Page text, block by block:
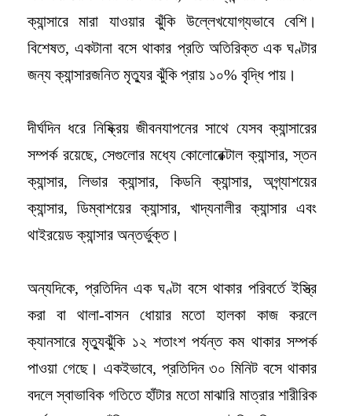
ক্যান্সারে মারা যাওয়ার ঝুঁকি উল্লেখযোগ্যভাবে বেশি।
বিশেষত, একটানা বসে থাকার প্রতি অতিরিক্ত এক ঘণ্টার
জন্য ক্যান্সারজনিত মৃত্যুর ঝুঁকি প্রায় ১০% বৃদ্ধি পায়।
দীর্ঘদিন ধরে নিষ্ক্রিয় জীবনযাপনের সাথে যেসব ক্যান্সারের
সম্পর্ক রয়েছে, সেগুলোর মধ্যে কোলোরেক্টাল ক্যান্সার, স্তন
ক্যান্সার, লিভার ক্যান্সার, কিডনি ক্যান্সার, অগ্ন্যাশয়ের
ক্যান্সার, ডিম্বাশয়ের ক্যান্সার, খাদ্যনালীর ক্যান্সার এবং
থাইরয়েড ক্যান্সার অন্তর্ভুক্ত।
অন্যদিকে, প্রতিদিন এক ঘণ্টা বসে থাকার পরিবর্তে ইস্ত্রি
করা বা থালা-বাসন ধোয়ার মতো হালকা কাজ করলে
ক্যানসারে মৃত্যুঝুঁকি ১২ শতাংশ পর্যন্ত কম থাকার সম্পর্ক
পাওয়া গেছে। একইভাবে, প্রতিদিন ৩০ মিনিট বসে থাকার
বদলে স্বাভাবিক গতিতে হাঁটার মতো মাঝারি মাত্রার শারীরিক